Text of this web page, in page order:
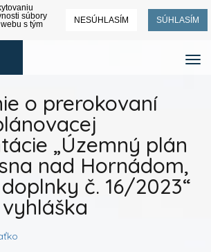
súbory
s tým
NESÚHLASÍM SÚHLASÍM
o prerokovaní
„Územný plán
nad Hornádom,
č. 16/2023“